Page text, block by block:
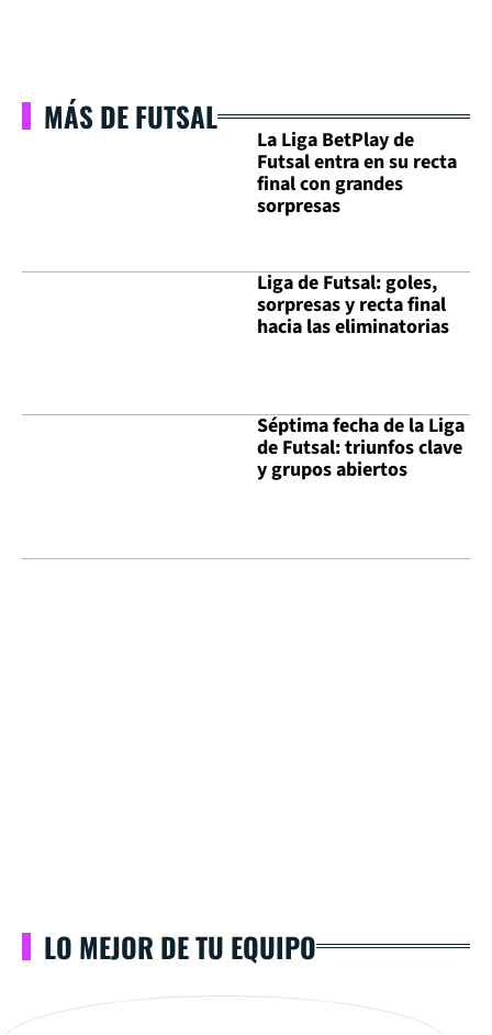
MÁS DE FUTSAL
La Liga BetPlay de
Futsal entra en su recta
final con grandes
sorpresas
Liga de Futsal: goles,
sorpresas y recta final
hacia las eliminatorias
Séptima fecha de la Liga
de Futsal: triunfos clave
y grupos abiertos
LO MEJOR DE TU EQUIPO